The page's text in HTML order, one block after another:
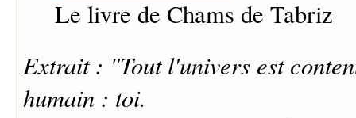
Le livre de Chams de Tabriz
Extrait : "Tout l'univers est
humain : toi.